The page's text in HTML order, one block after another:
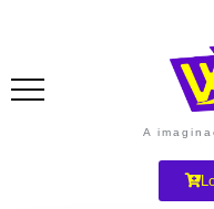
A